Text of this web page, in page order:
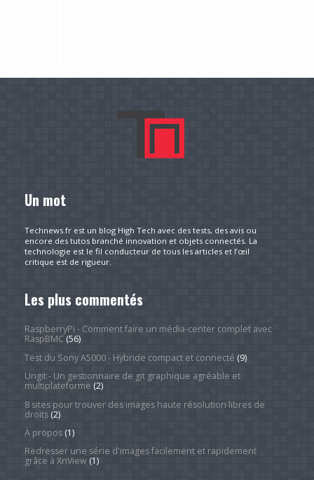
Un mot
Technews.fr est un blog High Tech avec des tests, des avis ou
encore des tutos branché innovation et objets connectés. La
technologie est le fil conducteur de tous les articles et l’œil
critique est de rigueur.
Les plus commentés
RaspberryPi - Comment faire un média-center complet avec
RaspBMC(56)
Test du Sony A5000 - Hybride compact et connecté (9)
Ungit - Un gestionnaire de git graphique agréable et
multiplateforme (2)
8 sites pour trouver des images haute résolution libres de
droits(2)
À propos(1)
Redresser une série d'images facilement et rapidement
grâce à XnView(1)